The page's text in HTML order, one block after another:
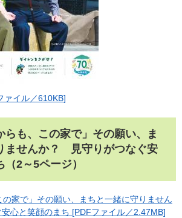
ァイル／610KB]
も、この家で」その願い、ま
ませんか？ 見守りがつなぐ安
（2～5ページ）
の家で」その願い、まちと一緒に守りません
心と笑顔のまち [PDFファイル／2.47MB]